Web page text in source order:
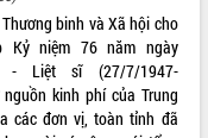
binh và Xã hội cho
Kỷ niệm 76 năm ngày
- Liệt sĩ (27/7/1947-
kinh phí của Trung
các đơn vị, toàn tỉnh đã